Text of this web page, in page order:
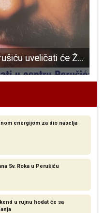
Proslavu Rokova u Perušiću uveličati će Željko Bebek!!!
energijom za dio naselja
Sv. Roka u Perušiću
u rujnu hodat će sa